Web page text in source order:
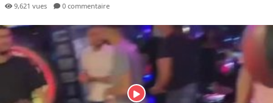
9,621 vues
0 commentaire